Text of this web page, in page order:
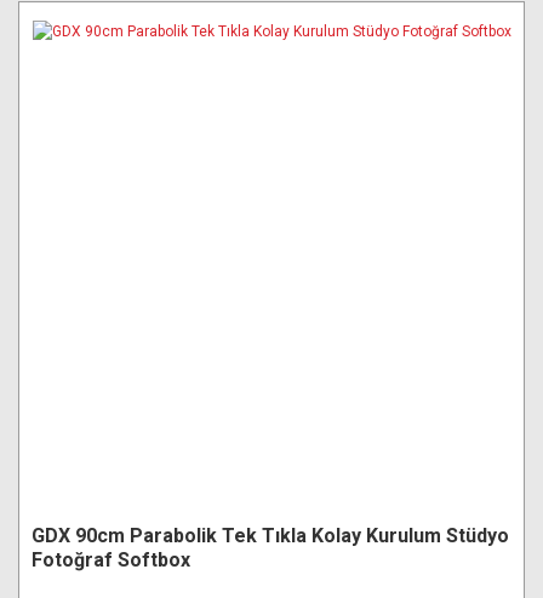
GDX 90cm Parabolik Tek Tıkla Kolay Kurulum Stüdyo
Fotoğraf Softbox